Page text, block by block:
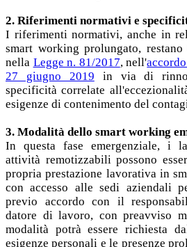
2. Riferimenti normativi e
I riferimenti normativi, anche in
smart working prolungato,
nella Legge n. 81/2017, nell'
27 giugno 2019 in via di
specificità correlate
esigenze di contenimento del
3. Modalità dello smart working
In questa fase emergenziale, i
attività remotizzabili possono
propria prestazione lavorativa in
con accesso alle sedi aziendali
previo accordo con il
datore di lavoro, con preavviso
modalità potrà essere richiesta
esigenze personali e le presenze